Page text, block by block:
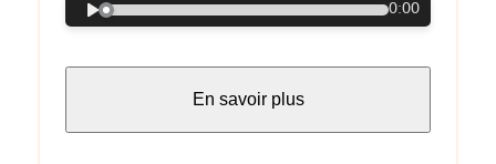
0:00
En savoir plus